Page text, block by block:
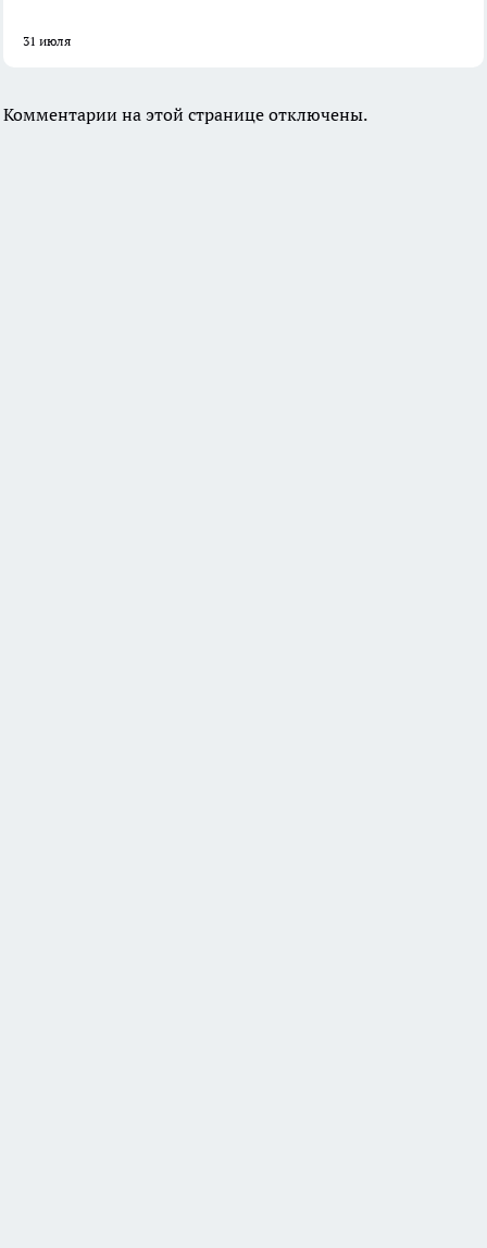
31 июля
Комментарии на этой странице отключены.